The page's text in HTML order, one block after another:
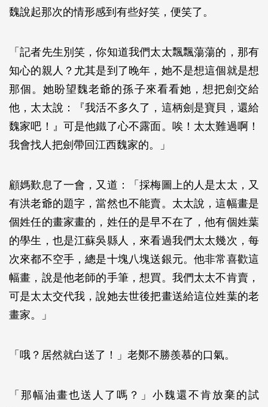
魏說起那次的情形感到有些好笑，便笑了。
「記者先生別笑，你知道我們太太飄飄蕩蕩的，那有
知心的親人？尤其是到了晚年，她不是想這個就是想
那個。她盼望魏老爺的孫子來看看她，想把劍交給
他，太太說：『我活不多久了，這柄劍是寶貝，還給
魏家吧！』可是他鐵了心不露面。唉！太太難過啊！
我會找人把劍帶回江西魏家的。」
顧媽歎息了一會，又道：「採梅圖上的人是太太，又
有洪老爺的題字，當然也不能賣。太太說，這幅畫是
個姓任的畫家畫的，姓任的是早不在了，他有個姓葉
的學生，也是江蘇吳縣人，來看過我們太太幾次，每
次來都不空手，總是十塊八塊送銀元。他非常喜歡這
幅畫，說是他老師的手筆，想買。我們太太不肯賣，
可是太太交代我，說她去世後把畫送給這位姓葉的老
畫家。」
「哦？居然就白送了！」老鄭不勝羨慕的口氣。
「那幅油畫也送人了嗎？」小魏還不肯放棄的試